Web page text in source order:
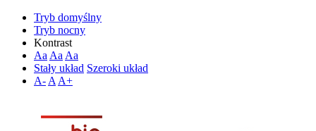
Tryb domyślny
Tryb nocny
Kontrast
Aa Aa Aa
Stały układ Szeroki układ
A- A A+